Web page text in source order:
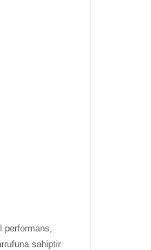
performans,
sahiptir.